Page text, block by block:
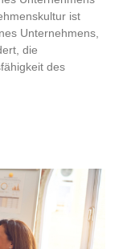
ist
Unternehmens,
die
des